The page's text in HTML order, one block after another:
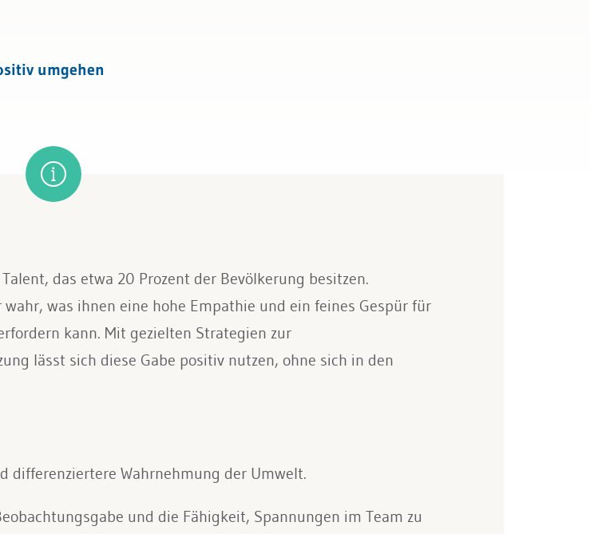
umgehen
das etwa 20 Prozent der Bevölkerung besitzen.
was ihnen eine hohe Empathie und ein feines Gespür für
kann. Mit gezielten Strategien zur
lässt sich diese Gabe positiv nutzen, ohne sich in den
differenziertere Wahrnehmung der Umwelt.
und die Fähigkeit, Spannungen im Team zu